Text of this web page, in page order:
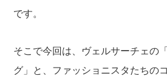
です。
そこで今回は、ヴェルサーチェの
グ」と、ファッショニスタたちの